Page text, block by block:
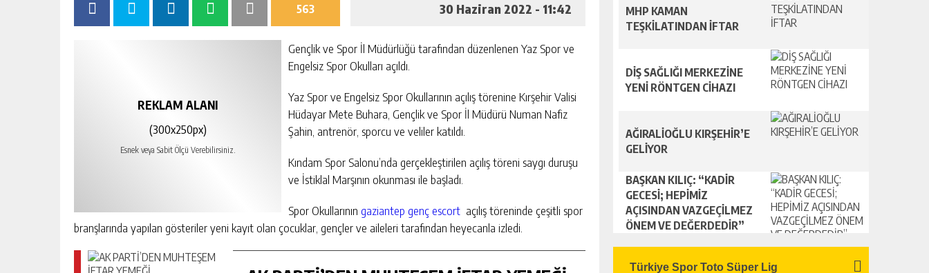
563 30 Haziran 2022 - 11:42
REKLAM ALANI
(300x250px)
Esnek veya Sabit Ölçü Verebilirsiniz.
Gençlik ve Spor İl Müdürlüğü tarafından düzenlenen Yaz Spor ve
Engelsiz Spor Okulları açıldı.
Yaz Spor ve Engelsiz Spor Okullarının açılış törenine Kırşehir Valisi
Hüdayar Mete Buhara, Gençlik ve Spor İl Müdürü Numan Nafiz
Şahin, antrenör, sporcu ve veliler katıldı.
Kındam Spor Salonu’nda gerçekleştirilen açılış töreni saygı duruşu
ve İstiklal Marşının okunması ile başladı.
Spor Okullarının gaziantep genç escort açılış töreninde çeşitli spor
branşlarında yapılan gösteriler yeni kayıt olan çocuklar, gençler ve aileleri tarafından heyecanla izledi.
MHP KAMAN
TEŞKİLATINDAN İFTAR
DİŞ SAĞLIĞI MERKEZİNE
YENİ RÖNTGEN CİHAZI
AĞIRALİOĞLU KIRŞEHİR’E
GELİYOR
BAŞKAN KILIÇ: “KADİR
GECESİ; HEPİMİZ
AÇISINDAN VAZGEÇİLMEZ
ÖNEM VE DEĞERDEDİR”